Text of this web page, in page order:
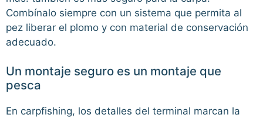
Combínalo siempre con un sistema que permita al
pez liberar el plomo y con material de conservación
adecuado.
Un montaje seguro es un montaje que
pesca
En carpfishing, los detalles del terminal marcan la